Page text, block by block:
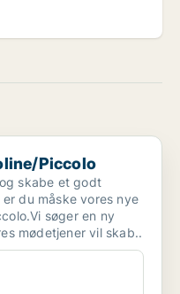
Piccolo
skabe et godt
du måske vores nye
søger en ny
mødetjener vil skab..